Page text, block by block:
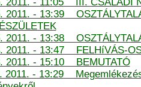
2011. - 13:39
2011. - 13:38
2011. - 13:47 FELHíVÁS-
2011. - 15:10 BEMUTATÓ
2011. - 13:29